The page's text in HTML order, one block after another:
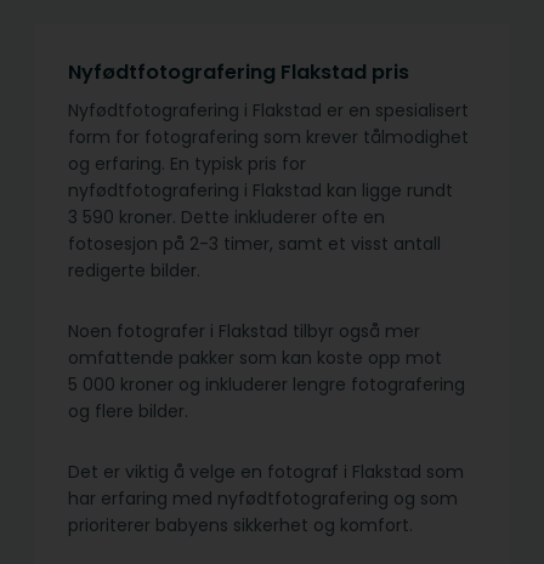
Nyfødtfotografering Flakstad pris
Nyfødtfotografering i Flakstad er en spesialisert
form for fotografering som krever tålmodighet
og erfaring. En typisk pris for
nyfødtfotografering i Flakstad kan ligge rundt
3 590 kroner. Dette inkluderer ofte en
fotosesjon på 2-3 timer, samt et visst antall
redigerte bilder.
Noen fotografer i Flakstad tilbyr også mer
omfattende pakker som kan koste opp mot
5 000 kroner og inkluderer lengre fotografering
og flere bilder.
Det er viktig å velge en fotograf i Flakstad som
har erfaring med nyfødtfotografering og som
prioriterer babyens sikkerhet og komfort.